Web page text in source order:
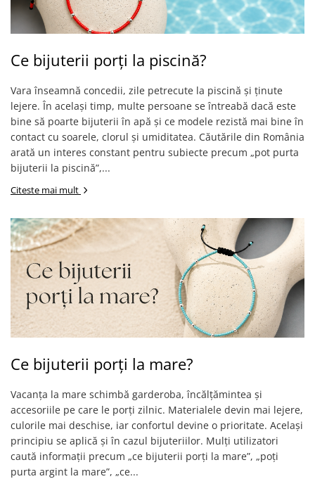
Ce bijuterii porți la piscină?
Vara înseamnă concedii, zile petrecute la piscină și ținute
lejere. În același timp, multe persoane se întreabă dacă este
bine să poarte bijuterii în apă și ce modele rezistă mai bine în
contact cu soarele, clorul și umiditatea. Căutările din România
arată un interes constant pentru subiecte precum „pot purta
bijuterii la piscină”,...
Citeste mai mult
Ce bijuterii porți la mare?
Vacanța la mare schimbă garderoba, încălțămintea și
accesoriile pe care le porți zilnic. Materialele devin mai lejere,
culorile mai deschise, iar confortul devine o prioritate. Același
principiu se aplică și în cazul bijuteriilor. Mulți utilizatori
caută informații precum „ce bijuterii porți la mare”, „poți
purta argint la mare”, „ce...